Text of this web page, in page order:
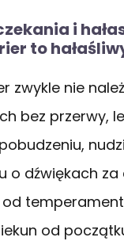
i
to
zwykle nie
bez przerwy,
o dźwiękach za
od
od